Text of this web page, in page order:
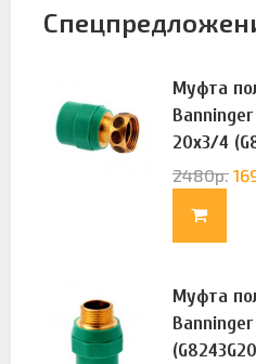
Муфта
20х3/4
2480р.
Муфта